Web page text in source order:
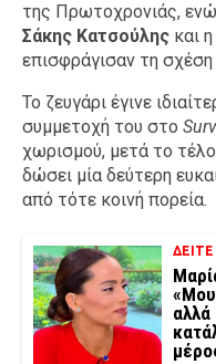
της Πρωτοχρονιάς,
Σάκης Κατσούλης και η
επισφράγισαν τη
Το ζευγάρι έγινε
συμμετοχή του στο
χωρισμού, μετά το
δώσει μία δεύτερη
από τότε κοινή πορεία.
αλλά